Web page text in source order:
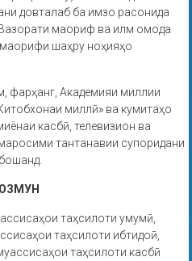
довталаб ба имзо расонида
маориф ва илм омода
шаҳру ноҳияҳо
фарҳанг, Академияи миллии
миллӣ» ва кумитаҳо
касбӣ, телевизион ва
тантанавии супоридани
таҳсилоти умумӣ,
таҳсилоти ибтидоӣ,
таҳсилоти касбӣ